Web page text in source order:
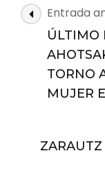
de
entradas
Entrada
ÚLTIMO
TORNO
MUJER